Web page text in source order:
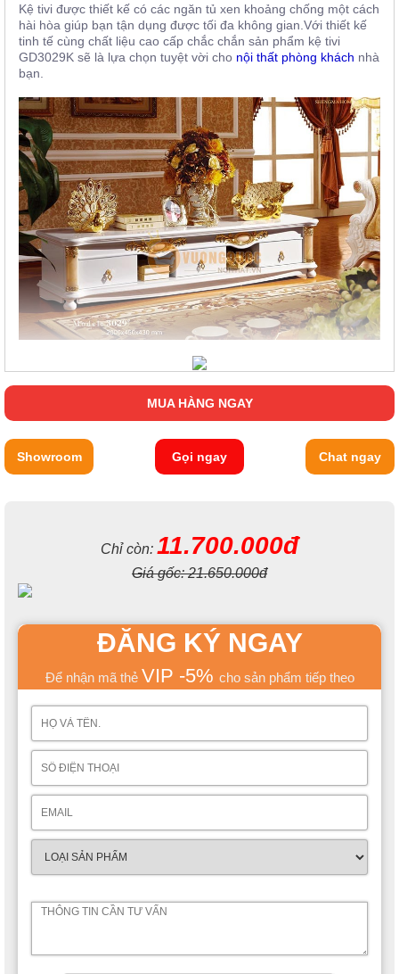
Kệ tivi được thiết kế có các ngăn tủ xen khoảng chống một cách
hài hòa giúp bạn tận dụng được tối đa không gian.Với thiết kế
tinh tế cùng chất liệu cao cấp chắc chắn sản phẩm kệ tivi
GD3029K sẽ là lựa chọn tuyệt vời cho nội thất phòng khách nhà
bạn.
MUA HÀNG NGAY
Showroom Gọi ngay Chat ngay
Chỉ còn: 11.700.000đ
Giá gốc:21.650.000đ
ĐĂNG KÝ NGAY
Để nhận mã thẻ VIP -5% cho sản phẩm tiếp theo